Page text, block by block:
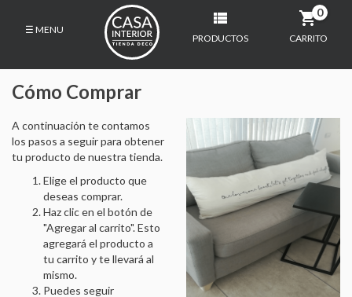
PRODUCTOS
SILLONES
MUEBLES
ALMOHADONES
MESA
ALFOMBRAS
DORMITORIO
KIDS
☰ MENU
PRODUCTOS CARRITO
0
Cómo Comprar
A continuación te contamos
los pasos a seguir para obtener
tu producto de nuestra tienda.
Elige el producto que
deseas comprar.
Haz clic en el botón de
"Agregar al carrito". Esto
agregará el producto a
tu carrito y te llevará al
mismo.
Puedes seguir